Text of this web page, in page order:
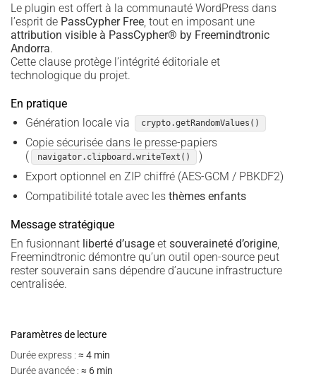
Le plugin est offert à la communauté WordPress dans
l’esprit de PassCypher Free , tout en imposant une
attribution visible à PassCypher® by Freemindtronic
Andorra.
Cette clause protège l’intégrité éditoriale et
technologique du projet.
En pratique
Génération locale via
crypto.getRandomValues()
Copie sécurisée dans le presse-papiers
(
navigator.clipboard.writeText()
)
Export optionnel en ZIP chiffré (AES-GCM / PBKDF2)
Compatibilité totale avec les thèmes enfants
Message stratégique
En fusionnant liberté d’usage et souveraineté d’origine,
Freemindtronic démontre qu’un outil open-source peut
rester souverain sans dépendre d’aucune infrastructure
centralisée.
Paramètres de lecture
Durée express : ≈ 4 min
Durée avancée : ≈ 6 min